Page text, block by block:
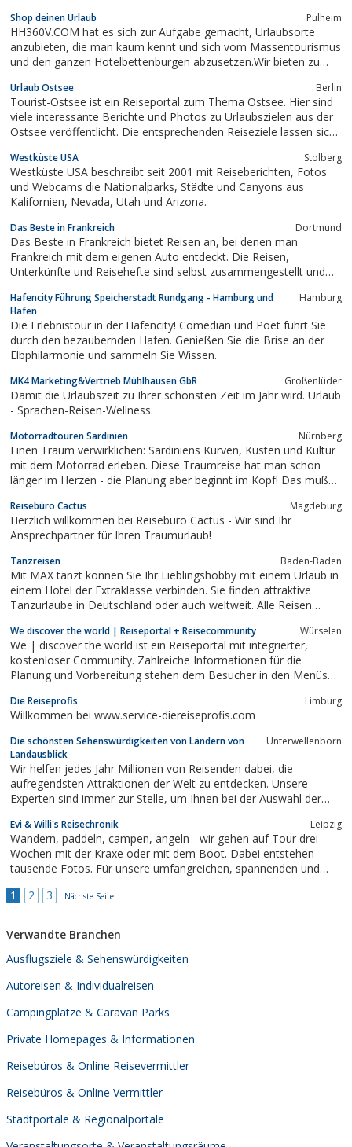
Shop deinen Urlaub Pulheim
HH360V.COM hat es sich zur Aufgabe gemacht, Urlaubsorte
anzubieten, die man kaum kennt und sich vom Massentourismus
und den ganzen Hotelbettenburgen abzusetzen.Wir bieten zu
Apartments zu den schönsten Urlaubsorten an.Sie möchten
Land, Leute, ihre Kultur und unberührte Strände...
Urlaub Ostsee Berlin
Tourist-Ostsee ist ein Reiseportal zum Thema Ostsee. Hier sind
viele interessante Berichte und Photos zu Urlaubszielen aus der
Ostsee veröffentlicht. Die entsprechenden Reiseziele lassen sich
mit weiteren Photos und Reisetipps ergänzt.
Westküste USA Stolberg
Westküste USA beschreibt seit 2001 mit Reiseberichten, Fotos
und Webcams die Nationalparks, Städte und Canyons aus
Kalifornien, Nevada, Utah und Arizona.
Das Beste in Frankreich Dortmund
Das Beste in Frankreich bietet Reisen an, bei denen man
Frankreich mit dem eigenen Auto entdeckt. Die Reisen,
Unterkünfte und Reisehefte sind selbst zusammengestellt und
Hafencity Führung Speicherstadt Rundgang - Hamburg und
Hafen
Hamburg
Die Erlebnistour in der Hafencity! Comedian und Poet führt Sie
durch den bezaubernden Hafen. Genießen Sie die Brise an der
Elbphilarmonie und sammeln Sie Wissen.
MK4 Marketing&Vertrieb Mühlhausen GbR Großenlüder
Damit die Urlaubszeit zu Ihrer schönsten Zeit im Jahr wird. Urlaub
- Sprachen-Reisen-Wellness.
Motorradtouren Sardinien Nürnberg
Einen Traum verwirklichen: Sardiniens Kurven, Küsten und Kultur
mit dem Motorrad erleben. Diese Traumreise hat man schon
länger im Herzen - die Planung aber beginnt im Kopf! Das muß
Dich planen! Jeder Biker weiß, dass Sardinien ein traumhaftes,
aber echtes Paradies...
Reisebüro Cactus Magdeburg
Herzlich willkommen bei Reisebüro Cactus - Wir sind Ihr
Ansprechpartner für Ihren Traumurlaub!
Tanzreisen Baden-Baden
Mit MAX tanzt können Sie Ihr Lieblingshobby mit einem Urlaub in
einem Hotel der Extraklasse verbinden. Sie finden attraktive
Tanzurlaube in Deutschland oder auch weltweit. Alle Reisen
aktuelles Können auffrischen und natürlich auch verbessern
können. Neben unseren...
We discover the world | Reiseportal + Reisecommunity Würselen
We | discover the world ist ein Reiseportal mit integrierter,
kostenloser Community. Zahlreiche Informationen für die
Planung und Vorbereitung stehen dem Besucher in den Menüs
Hotelbewertungen von Reisenden bis hin zu Informationen zur
Schutzimpfung und der richtigen...
Die Reiseprofis Limburg
Willkommen bei www.service-diereiseprofis.com
Die schönsten Sehenswürdigkeiten von Ländern von
Landausblick
Unterwellenborn
Wir helfen jedes Jahr Millionen von Reisenden dabei, die
aufregendsten Attraktionen der Welt zu entdecken. Unsere
Experten sind immer zur Stelle, um Ihnen bei der Auswahl der
geben, wann und wo Sie diese besuchen sollten.
Evi & Willi's Reisechronik Leipzig
Wandern, paddeln, campen, angeln - wir gehen auf Tour drei
Wochen mit der Kraxe oder mit dem Boot. Dabei entstehen
tausende Fotos. Für unsere umfangreichen, spannenden und
laden wir ein, mit auf die Reise zu gehen - nach Schweden,
1 2 3 Nächste Seite
Verwandte Branchen
Ausflugsziele & Sehenswürdigkeiten
Autoreisen & Individualreisen
Campingplätze & Caravan Parks
Private Homepages & Informationen
Reisebüros & Online Reisevermittler
Reisebüros & Online Vermittler
Stadtportale & Regionalportale